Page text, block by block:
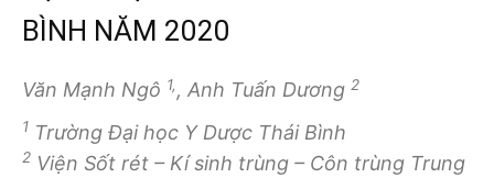
BÌNH NĂM 2020
Văn Mạnh Ngô 1,, Anh Tuấn Dương 2
1 Trường Đại học Y Dược Thái Bình
2 Viện Sốt rét – Kí sinh trùng – Côn trùng Trung